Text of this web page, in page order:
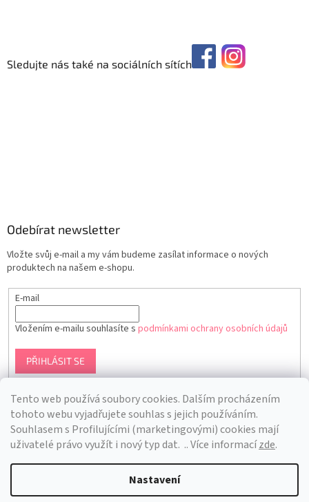
Tento web používá soubory cookies. Dalším procházením
tohoto webu vyjadřujete souhlas s jejich používáním.
Souhlasem s Profilujícími (marketingovými) cookies mají
uživatelé právo využít i nový typ dat. .. Více informacízde.
Nastavení
Sledujte nás také na sociálních sítích
Odebírat newsletter
Vložte svůj e-mail a my vám budeme zasílat informace o nových
produktech na našem e-shopu.
E-mail
Vložením e-mailu souhlasíte s podmínkami ochrany osobních údajů
PŘIHLÁSIT SE
Vytvořil Shoptet